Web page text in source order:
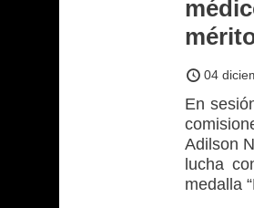
04
En
Adilson
lucha
medalla